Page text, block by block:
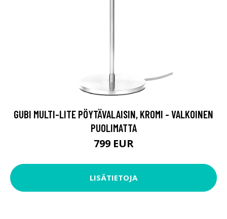
GUBI MULTI-LITE PÖYTÄVALAISIN, KROMI - VALKOINEN
PUOLIMATTA
799 EUR
LISÄTIETOJA